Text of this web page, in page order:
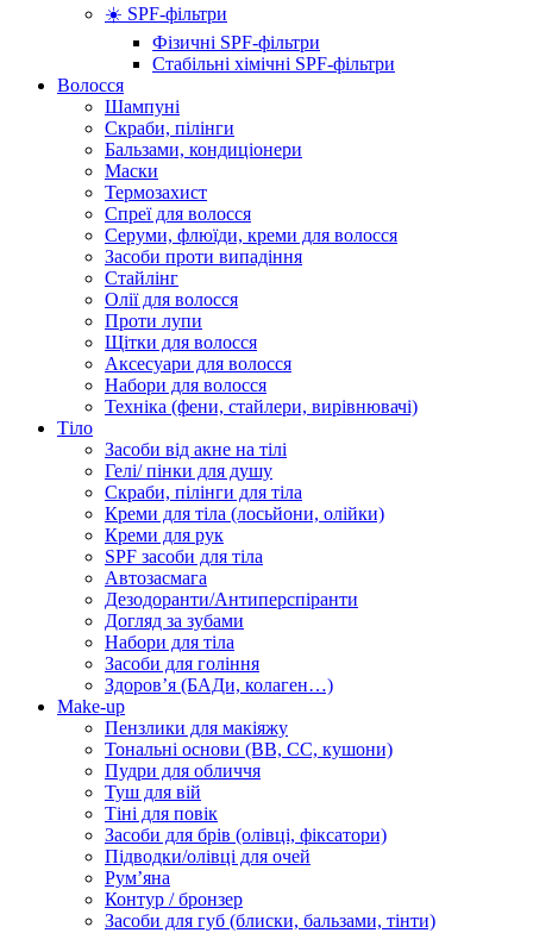
☀️ SPF-фільтри
Фізичні SPF-фільтри
Стабільні хімічні SPF-фільтри
Волосся
Шампуні
Скраби, пілінги
Бальзами, кондиціонери
Маски
Термозахист
Спреї для волосся
Серуми, флюїди, креми для волосся
Засоби проти випадіння
Стайлінг
Олії для волосся
Проти лупи
Щітки для волосся
Аксесуари для волосся
Набори для волосся
Техніка (фени, стайлери, вирівнювачі)
Тіло
Засоби від акне на тілі
Гелі/ пінки для душу
Скраби, пілінги для тіла
Креми для тіла (лосьйони, олійки)
Креми для рук
SPF засоби для тіла
Автозасмага
Дезодоранти/Антиперспіранти
Догляд за зубами
Набори для тіла
Засоби для гоління
Здоровʼя (БАДи, колаген…)
Make-up
Пензлики для макіяжу
Тональні основи (BB, CC, кушони)
Пудри для обличчя
Туш для вій
Тіні для повік
Засоби для брів (олівці, фіксатори)
Підводки/олівці для очей
Румʼяна
Контур / бронзер
Засоби для губ (блиски, бальзами, тінти)